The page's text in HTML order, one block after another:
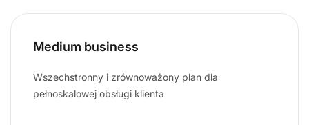
Medium business
Wszechstronny i zrównoważony plan dla
pełnoskalowej obsługi klienta